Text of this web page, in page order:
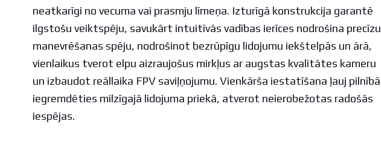
neatkarīgi no vecuma vai prasmju līmeņa. Izturīgā konstrukcija garantē
ilgstošu veiktspēju, savukārt intuitīvās vadības ierīces nodrošina precīzu
manevrēšanas spēju, nodrošinot bezrūpīgu lidojumu iekštelpās un ārā,
vienlaikus tverot elpu aizraujošus mirkļus ar augstas kvalitātes kameru
un izbaudot reāllaika FPV saviļņojumu. Vienkārša iestatīšana ļauj pilnībā
iegremdēties milzīgajā lidojuma priekā, atverot neierobežotas radošās
iespējas.